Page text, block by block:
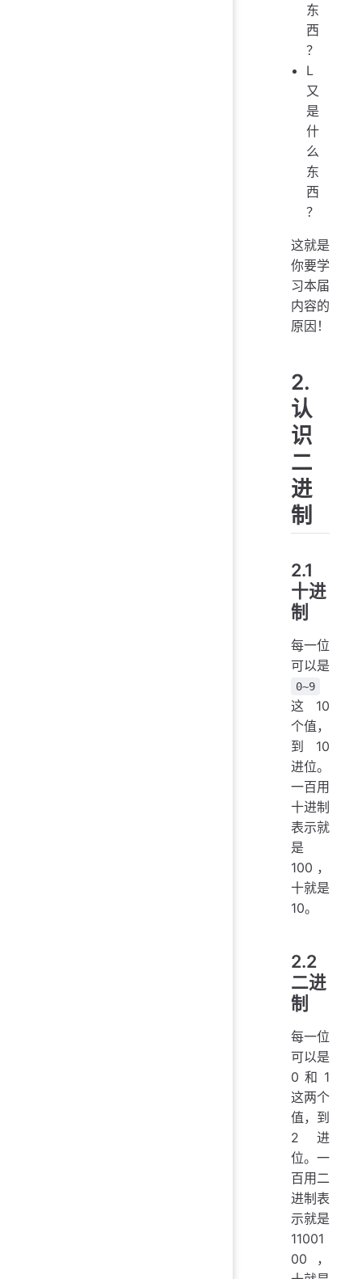
东
西
？
L
又
是
什
么
东
西
？
这就是
你要学
习本届
内容的
原因！
2.
认
识
二
进
制
2.1
十进
制
每一位
可以是
0~9
这 10
个值，
到 10
进位。
一百用
十进制
表示就
是
100，
十就是
10。
2.2
二进
制
每一位
可以是
0 和 1
这两个
值，到
2 进
位。一
百用二
进制表
示就是
11001
00，